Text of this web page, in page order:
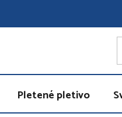
Pletené pletivo